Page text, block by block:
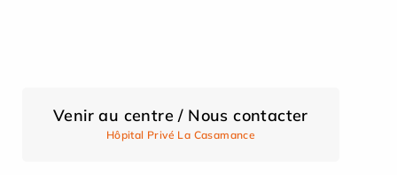
Venir au centre / Nous contacter
Hôpital Privé La Casamance